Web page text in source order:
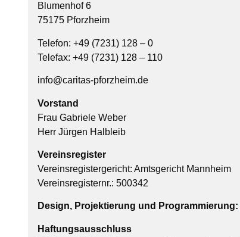
Blumenhof 6
75175 Pforzheim
Telefon: +49 (7231) 128 – 0
Telefax: +49 (7231) 128 – 110
info@caritas-pforzheim.de
Vorstand
Frau Gabriele Weber
Herr Jürgen Halbleib
Vereinsregister
Vereinsregistergericht: Amtsgericht Mannheim
Vereinsregisternr.: 500342
Design, Projektierung und Programmierung:
Haftungsausschluss